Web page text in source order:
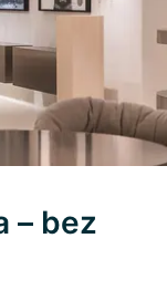
– bez